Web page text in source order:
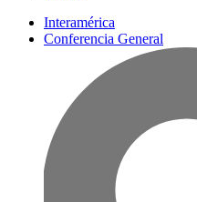
Interamérica
Conferencia General